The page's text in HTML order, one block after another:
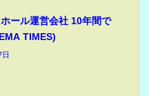
ール運営会社 10年間で
TIMES)